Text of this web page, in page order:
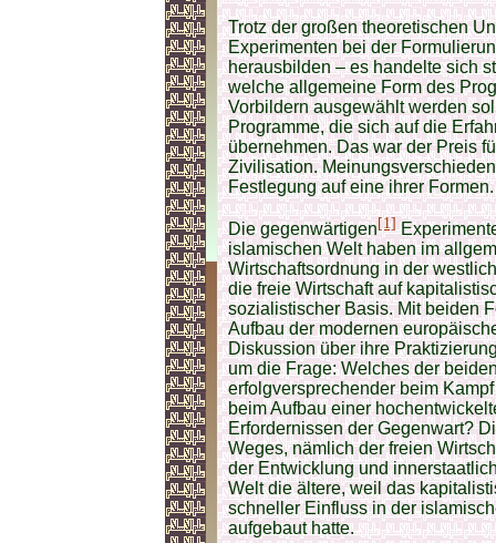
Trotz der großen theoretischen
Experimenten bei der
herausbilden – es handelte sich
welche allgemeine Form des
Vorbildern ausgewählt werden
Programme, die sich auf die
übernehmen. Das war der Preis
Zivilisation.
Festlegung auf eine ihrer Formen.
Die gegenwärtigen[1]
islamischen Welt haben im
Wirtschaftsordnung in der
die freie Wirtschaft auf
sozialistischer Basis. Mit beiden
Aufbau der modernen
Diskussion über ihre
um die Frage: Welches der
erfolgversprechender beim
beim Aufbau einer
Erfordernissen der Gegenwart?
Weges, nämlich der freien
der Entwicklung und
Welt die ältere, weil das
schneller Einfluss in der
aufgebaut hatte.